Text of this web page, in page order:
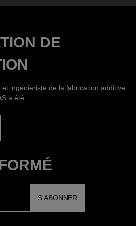
DE
et ingénieriste de la fabrication additive
a été